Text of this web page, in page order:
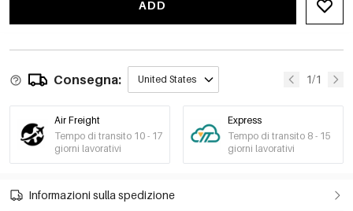
ADD
Consegna: United States 1/1
Air Freight
Tempo di transito 10 - 17
giorni lavorativi
Express
Tempo di transito 8 - 15
giorni lavorativi
Informazioni sulla spedizione